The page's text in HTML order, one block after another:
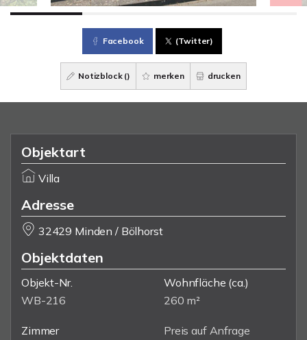
Facebook (Twitter)
Notizblock () merken drucken
Objektart
Villa
Adresse
32429 Minden / Bölhorst
Objektdaten
Objekt-Nr.
WB-216
Wohnfläche (ca.)
260 m²
Zimmer
Preis auf Anfrage